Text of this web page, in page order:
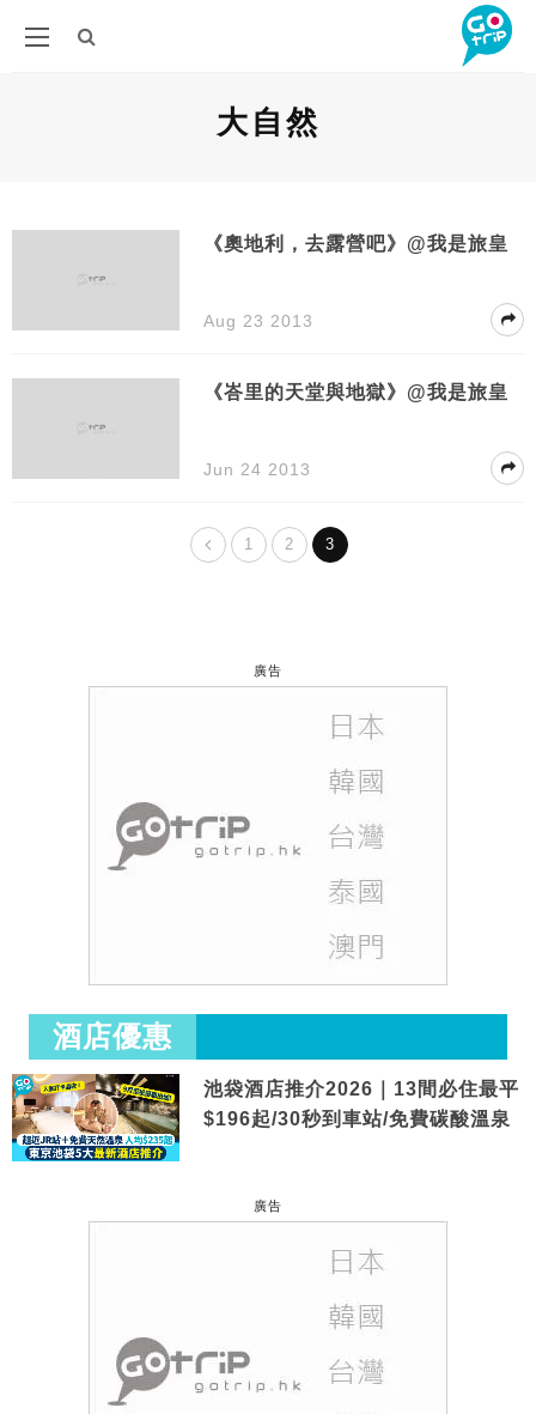
大自然
《奧地利，去露營吧》@我是旅皇
Aug 23 2013
《峇里的天堂與地獄》@我是旅皇
Jun 24 2013
1 2 3
廣告
酒店優惠
池袋酒店推介2026｜13間必住最平
$196起/30秒到車站/免費碳酸溫泉
廣告